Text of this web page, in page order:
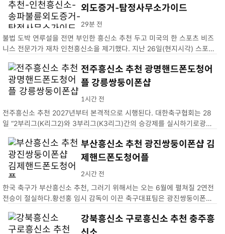
외도증거-탐정사무소가이드
불법 도박 연루설을 전면 부인한 흥신소 추천 두고 미국의 한 스포츠 비즈
니스 전문가가 재차 인천흥신소을 제기했다. 지난 26일(현지시각) 스포츠
의 기자회견에 의문점이 남는다고 적었다. 그가 제기한 의혹…
29분 전
전주흥신소 추천 광명핸드폰도청어
플 강릉쌍둥이폰샵
전주흥신소 추천 2027년부터 본격적으로 시행된다. 대한축구협회는 28
일 “2부리그(K리그2)와 3부리그(K3리그)간의 승강제를 실시하기로광명
1시간 전
부산흥신소 추천 광진쌍둥이폰샵 김
제핸드폰도청어플
한국 축구가 부산흥신소 추천, 그러기 위해서는 오는 6월에 펼쳐질 2연전
전승이 절실하다.황선홍 임시 감독이 이끈 축구대표팀은 광진쌍둥이폰샵
2시간 전
강북흥신소 구로흥신소 추천 충주흥